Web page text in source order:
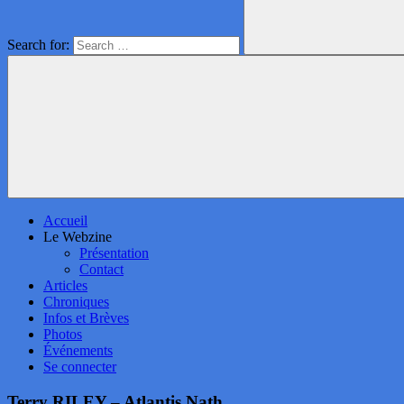
Search for:
Accueil
Le Webzine
Présentation
Contact
Articles
Chroniques
Infos et Brèves
Photos
Événements
Se connecter